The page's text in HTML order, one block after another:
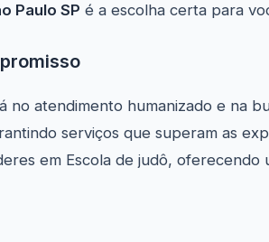
Paulo SP é a escolha certa para
no atendimento humanizado e na
serviços que superam as
em Escola de judô,